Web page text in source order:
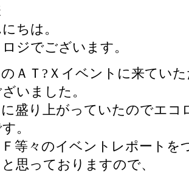
ちは。
ジでございます。
ＡＴ?Ｘイベントに来てい
いました。
盛り上がっていたのでエコ
。
Ｆ等々のイベントレポートを
と思っておりますので、